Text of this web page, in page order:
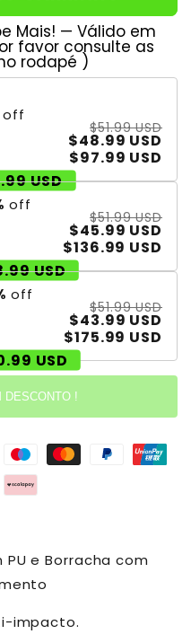
Mais! — Válido em
favor consulte as
rodapé )
off
$51.99 USD
$48.99 USD
$97.99 USD
USD
off
$51.99 USD
$45.99 USD
$136.99 USD
USD
off
$51.99 USD
$43.99 USD
$175.99 USD
USD
DESCONTO !
e Borracha com
impacto.